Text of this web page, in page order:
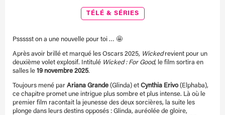
TÉLÉ & SÉRIES
Pssssst on a une nouvelle pour toi … 🤩
Après avoir brillé et marqué les Oscars 2025, Wickedrevient pour un
deuxième volet explosif. Intitulé Wicked : For Good, le film sortira en
salles le 19 novembre 2025.
Toujours mené par Ariana Grande (Glinda) et Cynthia Erivo(Elphaba),
ce chapitre promet une intrigue plus sombre et plus intense. Là où le
premier film racontait la jeunesse des deux sorcières, la suite les
plonge dans leurs destins opposés : Glinda, auréolée de gloire,